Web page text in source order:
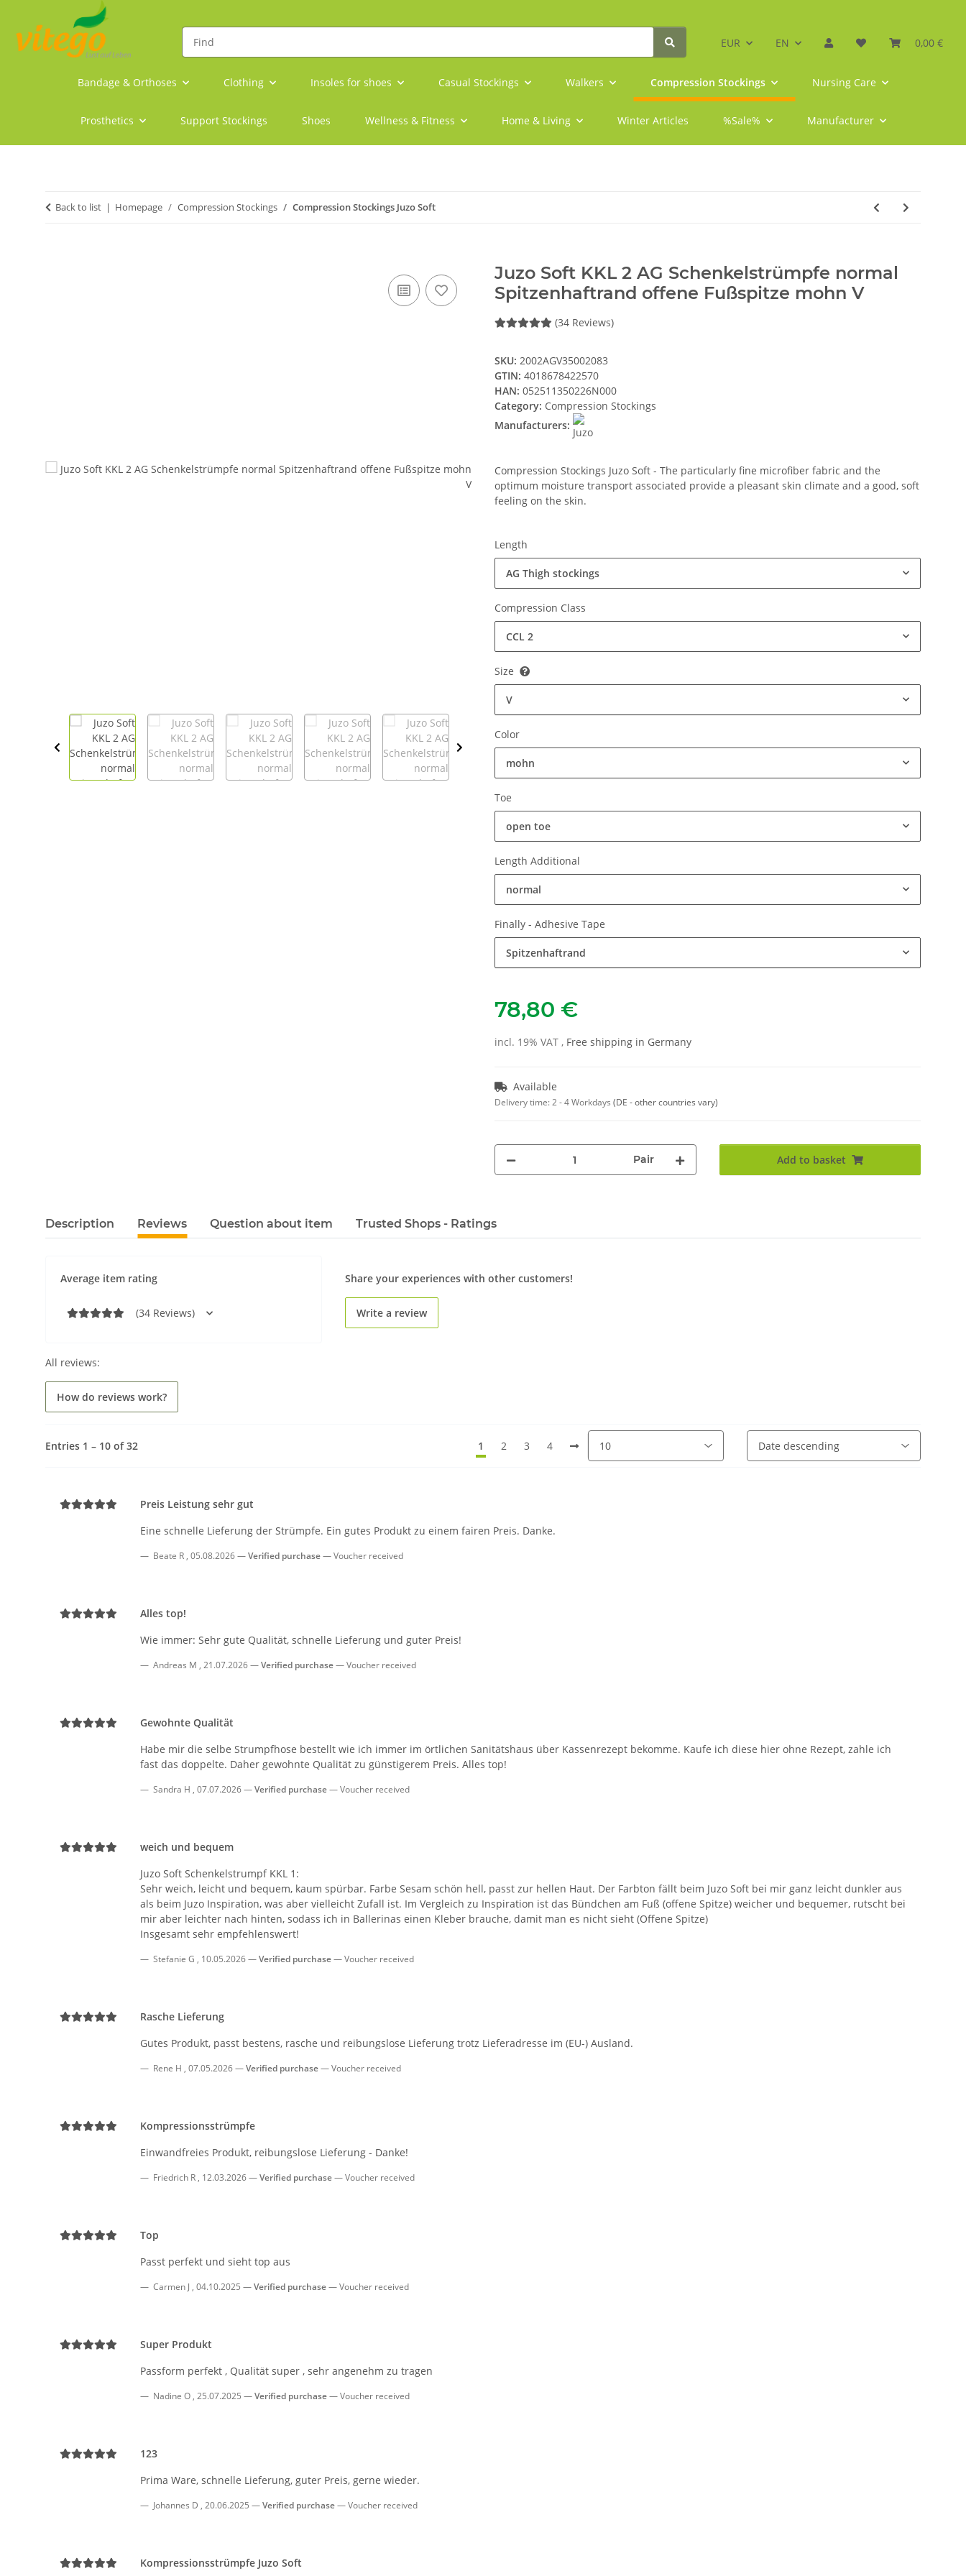
EUR EN 0,00 €
Bandage & Orthoses Clothing Insoles for shoes Casual Stockings Walkers Compression Stockings Nursing Care
Prosthetics Support Stockings Shoes Wellness & Fitness Home & Living Winter Articles %Sale% Manufacturer
Back to list Homepage Compression Stockings Compression Stockings Juzo Soft
Juzo Soft KKL 2 AG Schenkelstrümpfe normal
Spitzenhaftrand offene Fußspitze mohn V
(34 Reviews)
SKU: 2002AGV35002083
GTIN: 4018678422570
HAN: 052511350226N000
Category: Compression Stockings
Manufacturers:
Compression Stockings Juzo Soft - The particularly fine microfiber fabric and the
optimum moisture transport associated provide a pleasant skin climate and a good, soft
feeling on the skin.
Length
AG Thigh stockings
Compression Class
CCL 2
Size
V
Color
mohn
Toe
open toe
Length Additional
normal
Finally - Adhesive Tape
Spitzenhaftrand
78,80 €
incl. 19% VAT , Free shipping in Germany
Available
Delivery time:2 - 4 Workdays (DE - other countries vary)
Pair Add to basket
Description Reviews Question about item Trusted Shops - Ratings
Average item rating
(34 Reviews)
Share your experiences with other customers!
Write a review
All reviews:
How do reviews work?
Entries 1 – 10 of 32 1 2 3 4
Preis Leistung sehr gut
Eine schnelle Lieferung der Strümpfe. Ein gutes Produkt zu einem fairen Preis. Danke.
Beate R , 05.08.2026 Verified purchase Voucher received
Alles top!
Wie immer: Sehr gute Qualität, schnelle Lieferung und guter Preis!
Andreas M , 21.07.2026 Verified purchase Voucher received
Gewohnte Qualität
Habe mir die selbe Strumpfhose bestellt wie ich immer im örtlichen Sanitätshaus über Kassenrezept bekomme. Kaufe ich diese hier ohne Rezept, zahle ich
fast das doppelte. Daher gewohnte Qualität zu günstigerem Preis. Alles top!
Sandra H , 07.07.2026 Verified purchase Voucher received
weich und bequem
Juzo Soft Schenkelstrumpf KKL 1:
Sehr weich, leicht und bequem, kaum spürbar. Farbe Sesam schön hell, passt zur hellen Haut. Der Farbton fällt beim Juzo Soft bei mir ganz leicht dunkler aus
als beim Juzo Inspiration, was aber vielleicht Zufall ist. Im Vergleich zu Inspiration ist das Bündchen am Fuß (offene Spitze) weicher und bequemer, rutscht bei
mir aber leichter nach hinten, sodass ich in Ballerinas einen Kleber brauche, damit man es nicht sieht (Offene Spitze)
Insgesamt sehr empfehlenswert!
Stefanie G , 10.05.2026 Verified purchase Voucher received
Rasche Lieferung
Gutes Produkt, passt bestens, rasche und reibungslose Lieferung trotz Lieferadresse im (EU-) Ausland.
Rene H , 07.05.2026 Verified purchase Voucher received
Kompressionsstrümpfe
Einwandfreies Produkt, reibungslose Lieferung - Danke!
Friedrich R , 12.03.2026 Verified purchase Voucher received
Top
Passt perfekt und sieht top aus
Carmen J , 04.10.2025 Verified purchase Voucher received
Super Produkt
Passform perfekt , Qualität super , sehr angenehm zu tragen
Nadine O , 25.07.2025 Verified purchase Voucher received
123
Prima Ware, schnelle Lieferung, guter Preis, gerne wieder.
Johannes D , 20.06.2025 Verified purchase Voucher received
Kompressionsstrümpfe Juzo Soft